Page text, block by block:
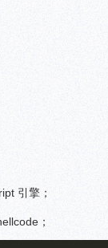
引擎；
；